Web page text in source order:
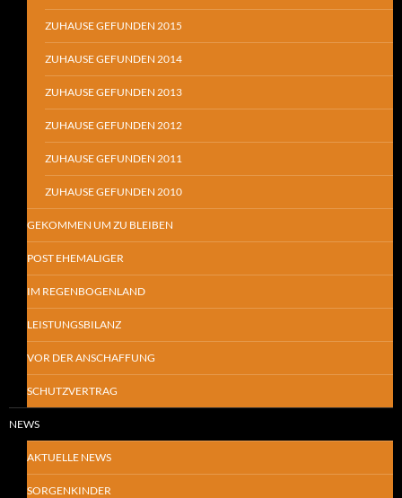
ZUHAUSE GEFUNDEN 2015
ZUHAUSE GEFUNDEN 2014
ZUHAUSE GEFUNDEN 2013
ZUHAUSE GEFUNDEN 2012
ZUHAUSE GEFUNDEN 2011
ZUHAUSE GEFUNDEN 2010
GEKOMMEN UM ZU BLEIBEN
POST EHEMALIGER
IM REGENBOGENLAND
LEISTUNGSBILANZ
VOR DER ANSCHAFFUNG
SCHUTZVERTRAG
NEWS
AKTUELLE NEWS
SORGENKINDER